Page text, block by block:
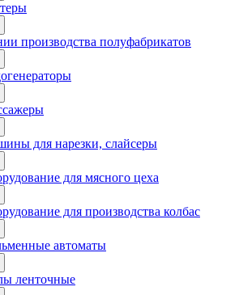
производства полуфабрикатов
для нарезки, слайсеры
для мясного цеха
для производства колбас
автоматы
ленточные